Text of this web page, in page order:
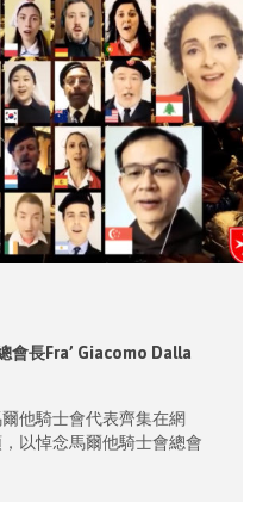
會長Fra’ Giacomo Dalla
他騎士會代表齊集在網
以悼念馬爾他騎士會總會